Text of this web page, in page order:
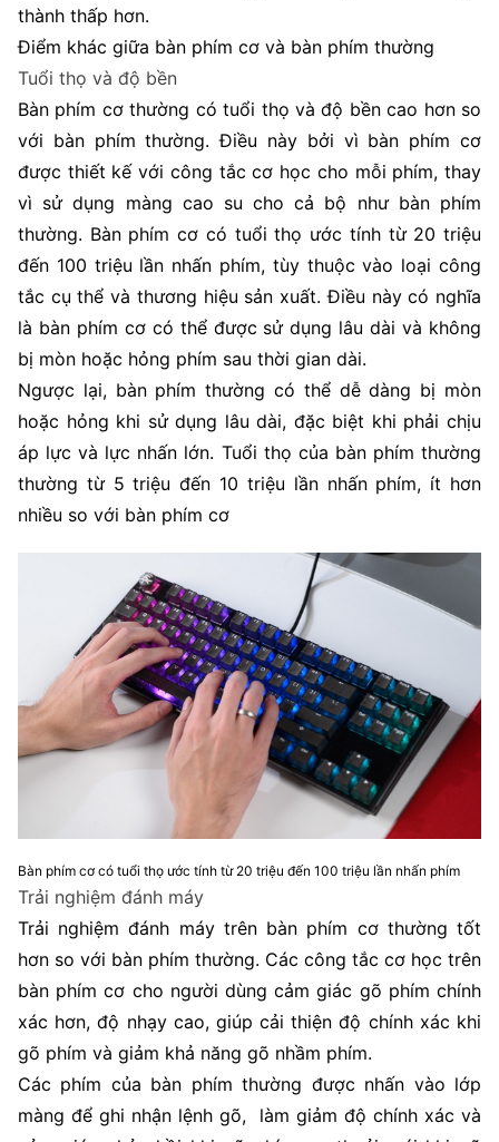
thành thấp hơn.
Điểm khác giữa bàn phím cơ và bàn phím thường
Tuổi thọ và độ bền
Bàn phím cơ thường có tuổi thọ và độ bền cao hơn so
với bàn phím thường. Điều này bởi vì bàn phím cơ
được thiết kế với công tắc cơ học cho mỗi phím, thay
vì sử dụng màng cao su cho cả bộ như bàn phím
thường. Bàn phím cơ có tuổi thọ ước tính từ 20 triệu
đến 100 triệu lần nhấn phím, tùy thuộc vào loại công
tắc cụ thể và thương hiệu sản xuất. Điều này có nghĩa
là bàn phím cơ có thể được sử dụng lâu dài và không
bị mòn hoặc hỏng phím sau thời gian dài.
Ngược lại, bàn phím thường có thể dễ dàng bị mòn
hoặc hỏng khi sử dụng lâu dài, đặc biệt khi phải chịu
áp lực và lực nhấn lớn. Tuổi thọ của bàn phím thường
thường từ 5 triệu đến 10 triệu lần nhấn phím, ít hơn
nhiều so với bàn phím cơ
Bàn phím cơ có tuổi thọ ước tính từ 20 triệu đến 100 triệu lần nhấn phím
Trải nghiệm đánh máy
Trải nghiệm đánh máy trên bàn phím cơ thường tốt
hơn so với bàn phím thường. Các công tắc cơ học trên
bàn phím cơ cho người dùng cảm giác gõ phím chính
xác hơn, độ nhạy cao, giúp cải thiện độ chính xác khi
gõ phím và giảm khả năng gõ nhầm phím.
Các phím của bàn phím thường được nhấn vào lớp
màng để ghi nhận lệnh gõ, làm giảm độ chính xác và